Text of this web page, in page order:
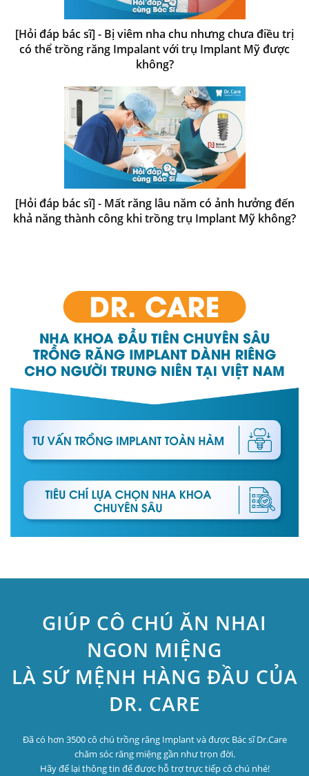
[Hỏi đáp bác sĩ] - Bị viêm nha chu nhưng chưa điều trị
có thể trồng răng Impalant với trụ Implant Mỹ được
không?
[Hỏi đáp bác sĩ] - Mất răng lâu năm có ảnh hưởng đến
khả năng thành công khi trồng trụ Implant Mỹ không?
GIÚP CÔ CHÚ ĂN NHAI
NGON MIỆNG
LÀ SỨ MỆNH HÀNG ĐẦU CỦA
DR. CARE
Đã có hơn 3500 cô chú trồng răng Implant và được Bác sĩ Dr.Care
chăm sóc răng miệng gần như trọn đời.
Hãy để lại thông tin để được hỗ trợ trực tiếp cô chú nhé!